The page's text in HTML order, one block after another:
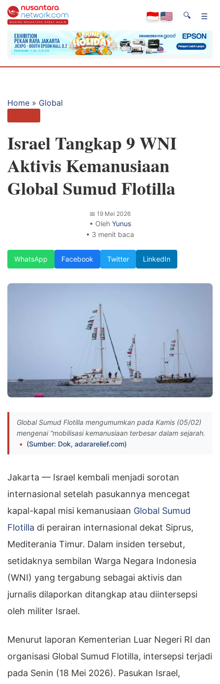
🔍 ☰
Home » Global
Israel Tangkap 9 WNI
Aktivis Kemanusiaan
Global Sumud Flotilla
📅 19 Mei 2026
• Oleh Yunus
• 3 menit baca
WhatsApp Facebook Twitter LinkedIn
Global Sumud Flotilla mengumumkan pada Kamis (05/02)
mengenai “mobilisasi kemanusiaan terbesar dalam sejarah.
(Sumber: Dok, adararelief.com)
Jakarta — Israel kembali menjadi sorotan
internasional setelah pasukannya mencegat
kapal-kapal misi kemanusiaan Global Sumud
Flotilla di perairan internasional dekat Siprus,
Mediterania Timur. Dalam insiden tersebut,
setidaknya sembilan Warga Negara Indonesia
(WNI) yang tergabung sebagai aktivis dan
jurnalis dilaporkan ditangkap atau diintersepsi
oleh militer Israel.
Menurut laporan Kementerian Luar Negeri RI dan
organisasi Global Sumud Flotilla, intersepsi terjadi
pada Senin (18 Mei 2026). Pasukan Israel,